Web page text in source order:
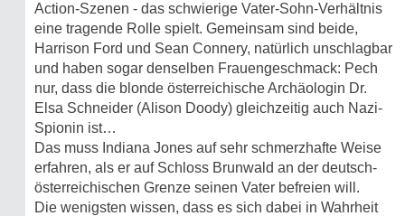
Action-Szenen - das schwierige Vater-Sohn-Verhältnis
eine tragende Rolle spielt. Gemeinsam sind beide,
Harrison Ford und Sean Connery, natürlich unschlagbar
und haben sogar denselben Frauengeschmack: Pech
nur, dass die blonde österreichische Archäologin Dr.
Elsa Schneider (Alison Doody) gleichzeitig auch Nazi-
Spionin ist…
Das muss Indiana Jones auf sehr schmerzhafte Weise
erfahren, als er auf Schloss Brunwald an der deutsch-
österreichischen Grenze seinen Vater befreien will.
Die wenigsten wissen, dass es sich dabei in Wahrheit